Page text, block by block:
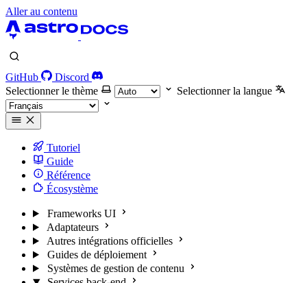
Aller au contenu
GitHub
Discord
Selectionner le thème
Selectionner la langue
Tutoriel
Guide
Référence
Écosystème
Frameworks UI
Adaptateurs
Autres intégrations officielles
Guides de déploiement
Systèmes de gestion de contenu